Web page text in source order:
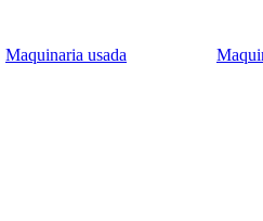
Maquinaria usada